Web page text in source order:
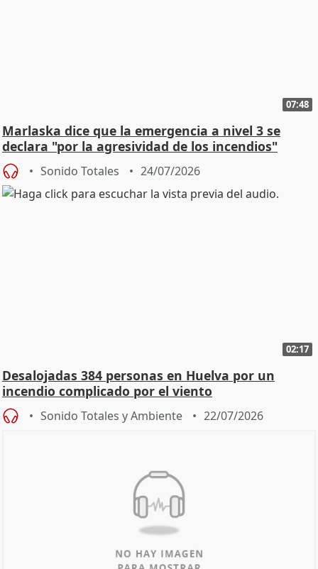
07:48
Marlaska dice que la emergencia a nivel 3 se
declara "por la agresividad de los incendios"
Sonido Totales 24/07/2026
02:17
Desalojadas 384 personas en Huelva por un
incendio complicado por el viento
Sonido Totales y Ambiente 22/07/2026